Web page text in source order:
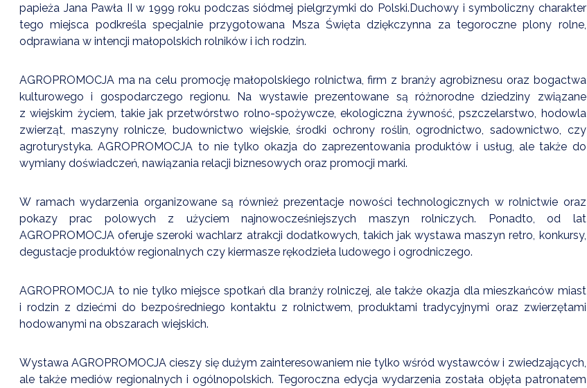
papieża Jana Pawła II w 1999 roku podczas siódmej pielgrzymki do Polski.Duchowy i symboliczny charakter
tego miejsca podkreśla specjalnie przygotowana Msza Święta dziękczynna za tegoroczne plony rolne,
odprawiana w intencji małopolskich rolników i ich rodzin.
AGROPROMOCJA ma na celu promocję małopolskiego rolnictwa, firm z branży agrobiznesu oraz bogactwa
kulturowego i gospodarczego regionu. Na wystawie prezentowane są różnorodne dziedziny związane
z wiejskim życiem, takie jak przetwórstwo rolno-spożywcze, ekologiczna żywność, pszczelarstwo, hodowla
zwierząt, maszyny rolnicze, budownictwo wiejskie, środki ochrony roślin, ogrodnictwo, sadownictwo, czy
agroturystyka. AGROPROMOCJA to nie tylko okazja do zaprezentowania produktów i usług, ale także do
wymiany doświadczeń, nawiązania relacji biznesowych oraz promocji marki.
W ramach wydarzenia organizowane są również prezentacje nowości technologicznych w rolnictwie oraz
pokazy prac polowych z użyciem najnowocześniejszych maszyn rolniczych. Ponadto, od lat
AGROPROMOCJA oferuje szeroki wachlarz atrakcji dodatkowych, takich jak wystawa maszyn retro, konkursy,
degustacje produktów regionalnych czy kiermasze rękodzieła ludowego i ogrodniczego.
AGROPROMOCJA to nie tylko miejsce spotkań dla branży rolniczej, ale także okazja dla mieszkańców miast
i rodzin z dziećmi do bezpośredniego kontaktu z rolnictwem, produktami tradycyjnymi oraz zwierzętami
hodowanymi na obszarach wiejskich.
Wystawa AGROPROMOCJA cieszy się dużym zainteresowaniem nie tylko wśród wystawców i zwiedzających,
ale także mediów regionalnych i ogólnopolskich. Tegoroczna edycja wydarzenia została objęta patronatem